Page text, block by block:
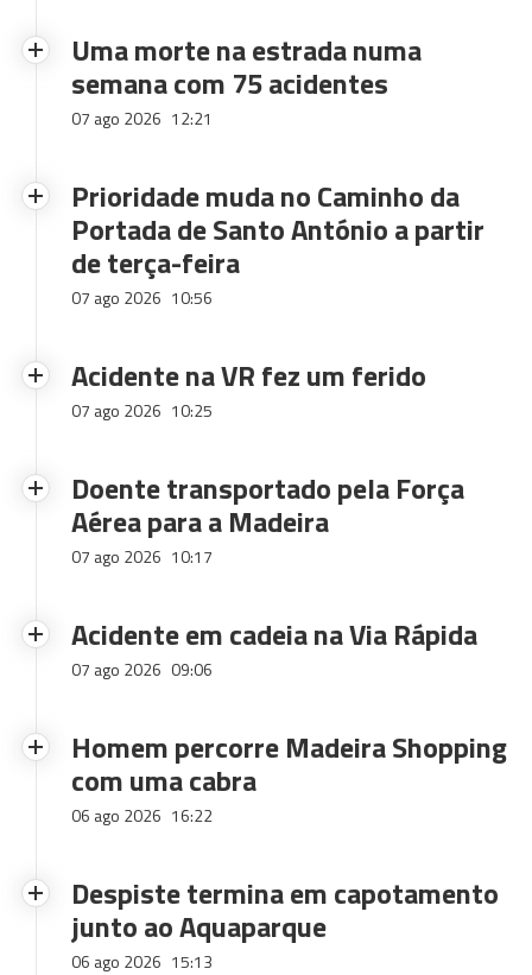
Uma morte na estrada numa
semana com 75 acidentes
07 ago 2026 12:21
Prioridade muda no Caminho da
Portada de Santo António a partir
de terça-feira
07 ago 2026 10:56
Acidente na VR fez um ferido
07 ago 2026 10:25
Doente transportado pela Força
Aérea para a Madeira
07 ago 2026 10:17
Acidente em cadeia na Via Rápida
07 ago 2026 09:06
Homem percorre Madeira Shopping
com uma cabra
06 ago 2026 16:22
Despiste termina em capotamento
junto ao Aquaparque
06 ago 2026 15:13